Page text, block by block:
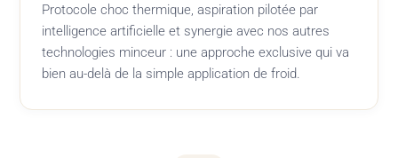
Protocole choc thermique, aspiration pilotée par
intelligence artificielle et synergie avec nos autres
technologies minceur : une approche exclusive qui va
bien au-delà de la simple application de froid.